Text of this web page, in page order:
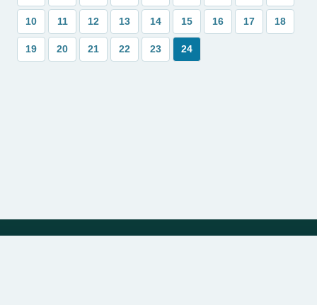
10 11 12 13 14 15 16 17 18
19 20 21 22 23 24